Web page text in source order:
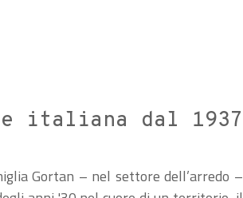
italiana dal 1937
Gortan – nel settore dell’arredo –